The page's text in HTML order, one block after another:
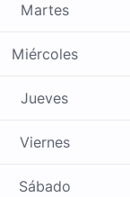
Martes
Miércoles
Jueves
Viernes
Sábado